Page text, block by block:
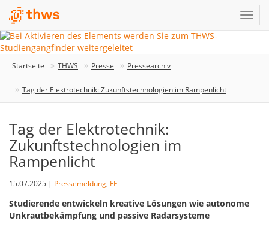
Startseite THWS Presse Pressearchiv
Tag der Elektrotechnik: Zukunftstechnologien im Rampenlicht
Tag der Elektrotechnik:
Zukunftstechnologien im
Rampenlicht
15.07.2025 | Pressemeldung, FE
Studierende entwickeln kreative Lösungen wie autonome
Unkrautbekämpfung und passive Radarsysteme